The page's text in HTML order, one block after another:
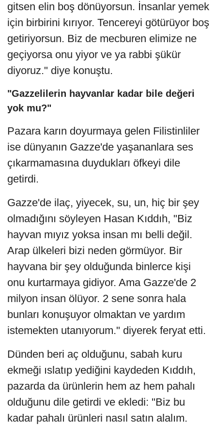
gitsen elin boş dönüyorsun. İnsanlar yemek
için birbirini kırıyor. Tencereyi götürüyor boş
getiriyorsun. Biz de mecburen elimize ne
geçiyorsa onu yiyor ve ya rabbi şükür
diyoruz." diye konuştu.
"Gazzelilerin hayvanlar kadar bile değeri
yok mu?"
Pazara karın doyurmaya gelen Filistinliler
ise dünyanın Gazze'de yaşananlara ses
çıkarmamasına duydukları öfkeyi dile
getirdi.
Gazze'de ilaç, yiyecek, su, un, hiç bir şey
olmadığını söyleyen Hasan Kıddıh, "Biz
hayvan mıyız yoksa insan mı belli değil.
Arap ülkeleri bizi neden görmüyor. Bir
hayvana bir şey olduğunda binlerce kişi
onu kurtarmaya gidiyor. Ama Gazze'de 2
milyon insan ölüyor. 2 sene sonra hala
bunları konuşuyor olmaktan ve yardım
istemekten utanıyorum." diyerek feryat etti.
Dünden beri aç olduğunu, sabah kuru
ekmeği ıslatıp yediğini kaydeden Kıddıh,
pazarda da ürünlerin hem az hem pahalı
olduğunu dile getirdi ve ekledi: "Biz bu
kadar pahalı ürünleri nasıl satın alalım.